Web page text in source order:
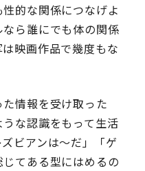
的な関係につなげよ
ら誰にでも体の関係
映画作品で幾度もな
情報を受け取った
な認識をもって生活
ビアンは〜だ」「ゲ
てある型にはめるの